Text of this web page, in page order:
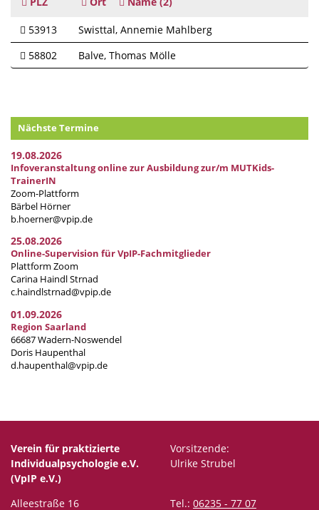
53913 Swisttal Annemie Mahlberg
58802
Balve Thomas Mölle
Nächste Termine
19.08.2026
Infoveranstaltung online zur Ausbildung zur/m MUTKids-
TrainerIN
Zoom-Plattform
Bärbel Hörner
b.hoerner@vpip.de
25.08.2026
Online-Supervision für VpIP-Fachmitglieder
Plattform Zoom
Carina Haindl Strnad
c.haindlstrnad@vpip.de
01.09.2026
Region Saarland
66687 Wadern-Noswendel
Doris Haupenthal
d.haupenthal@vpip.de
Verein für praktizierte
Individualpsychologie e.V.
(VpIP e.V.)
Vorsitzende:
Ulrike Strubel
Alleestraße 16 Tel.: 06235 - 77 07